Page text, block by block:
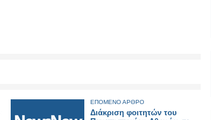
ΕΠΟΜΕΝΟ ΑΡΘΡΟ
Διάκριση φοιτητών του